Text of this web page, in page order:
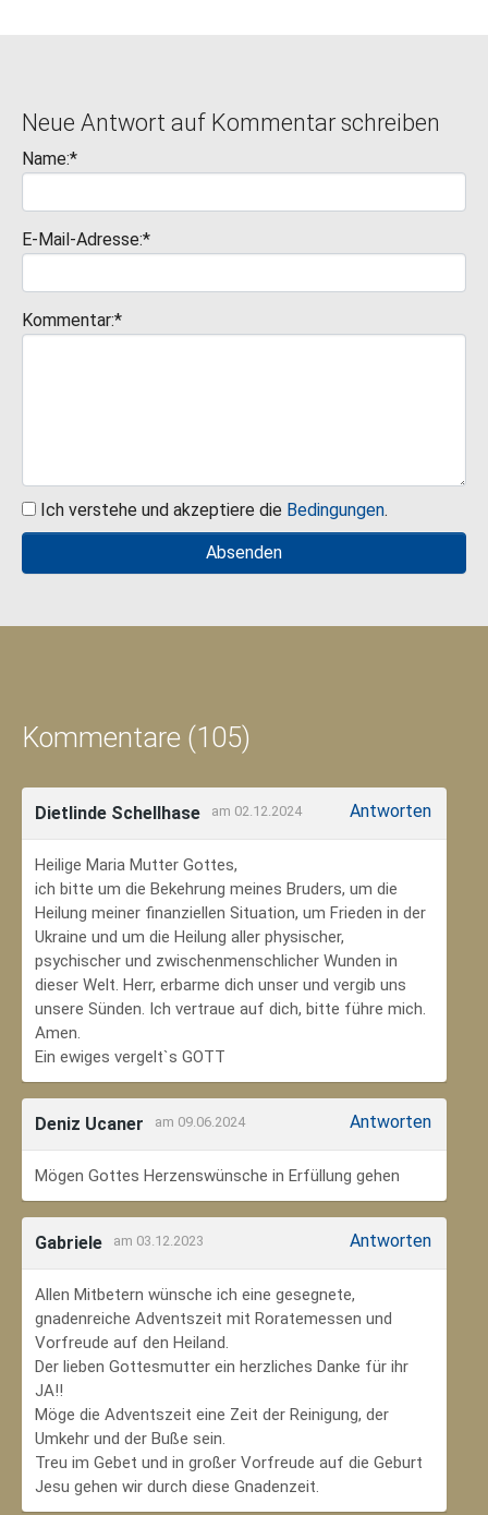
Neue Antwort auf Kommentar schreiben
Name:*
E-Mail-Adresse:*
Kommentar:*
Ich verstehe und akzeptiere die Bedingungen.
Kommentare (105)
Dietlinde Schellhase am 02.12.2024 Antworten
Heilige Maria Mutter Gottes,
ich bitte um die Bekehrung meines Bruders, um die
Heilung meiner finanziellen Situation, um Frieden in der
Ukraine und um die Heilung aller physischer,
psychischer und zwischenmenschlicher Wunden in
dieser Welt. Herr, erbarme dich unser und vergib uns
unsere Sünden. Ich vertraue auf dich, bitte führe mich.
Amen.
Ein ewiges vergelt`s GOTT
Deniz Ucaner am 09.06.2024 Antworten
Mögen Gottes Herzenswünsche in Erfüllung gehen
Gabriele am 03.12.2023 Antworten
Allen Mitbetern wünsche ich eine gesegnete,
gnadenreiche Adventszeit mit Roratemessen und
Vorfreude auf den Heiland.
Der lieben Gottesmutter ein herzliches Danke für ihr
JA!!
Möge die Adventszeit eine Zeit der Reinigung, der
Umkehr und der Buße sein.
Treu im Gebet und in großer Vorfreude auf die Geburt
Jesu gehen wir durch diese Gnadenzeit.